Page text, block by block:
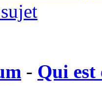
- Qui est